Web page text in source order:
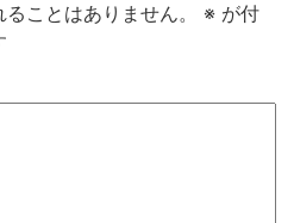
ことはありません。 ※ が付